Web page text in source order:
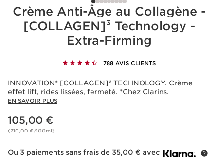
Crème Anti-Âge au Collagène -
[COLLAGEN]³ Technology -
Extra-Firming
788 AVIS CLIENTS
INNOVATION* [COLLAGEN]³ TECHNOLOGY. Crème
effet lift, rides lissées, fermeté. *Chez Clarins.
EN SAVOIR PLUS
Nouveau prix 105,00 €
105,00 €
(210,00 €/100ml)
Ou 3 paiements sans frais de 35,00 € avec